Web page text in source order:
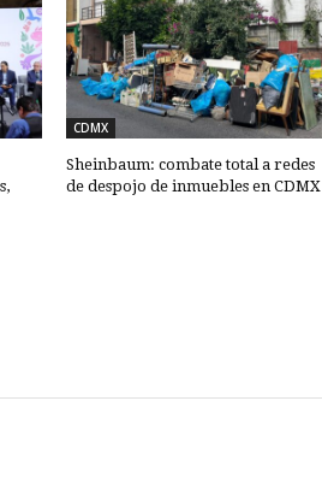
CDMX
Sheinbaum: combate total a redes
de despojo de inmuebles en CDMX